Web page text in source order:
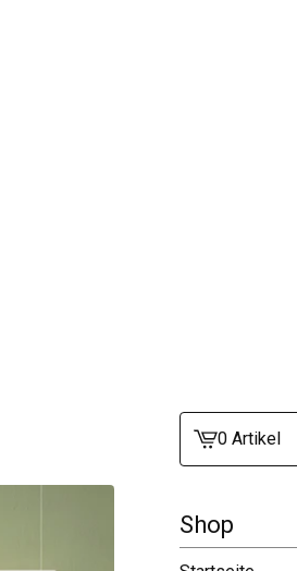
Warenkorb
0 Artikel
Shop